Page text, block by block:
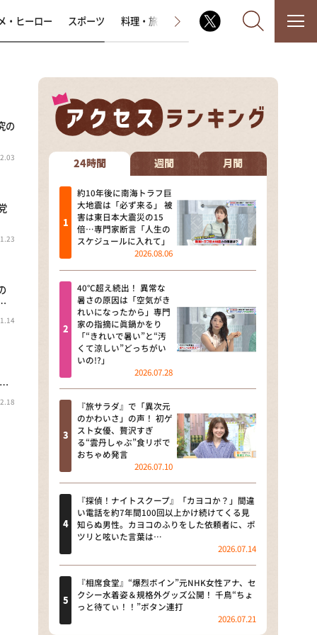
なるみ・岡村の過ぎるTV
相席食堂
これ余談なんですけど・・・
～人生密着トークバラエティ！
～ やすとものいたって真剣です
探偵！ナイトスクープ
news おかえり
河合＆A.B.C-Z塚田×福井アナ
「なんでやねん！？」（news お
かえり）
DAIGOも台所 ～きょうの献立 何
にする？～
本日はダイアンなり！シーズン２
朝だ！生です旅サラダ
教えて！ニュースライブ 正義の
ミカタ
ＬＩＦＥ～夢のカタチ～
新婚さんいらっしゃい！
ポツンと一軒家
ザキ山小屋本館
・ヒーロー スポーツ 料理・旅 ラジオ番組 その他
の
…
24時間 週間 月間
約10年後に南海トラフ巨
大地震は「必ず来る」 被
害は東日本大震災の15
倍…専門家断言「人生の
スケジュールに入れて」
2026.08.06
40℃超え続出！ 異常な
暑さの原因は「空気がき
れいになったから」専門
家の指摘に眞鍋かをり
「“きれいで暑い”と“汚
くて涼しい”どっちがい
いの!?」
2026.07.28
『旅サラダ』で「異次元
のかわいさ」の声！ 初ゲ
スト女優、贅沢すぎ
る“雲丹しゃぶ”食リポで
おちゃめ発言
2026.07.10
『探偵！ナイトスクープ』「カヨコか？」間違
い電話を約7年間100回以上かけ続けてくる見
知らぬ男性。カヨコのふりをした依頼者に、ポ
ツリと呟いた言葉は…
2026.07.14
『相席食堂』“爆烈ボイン”元NHK女性アナ、セ
クシー水着姿＆規格外グッズ公開！ 千鳥“ちょ
っと待てぃ！！”ボタン連打
2026.07.21